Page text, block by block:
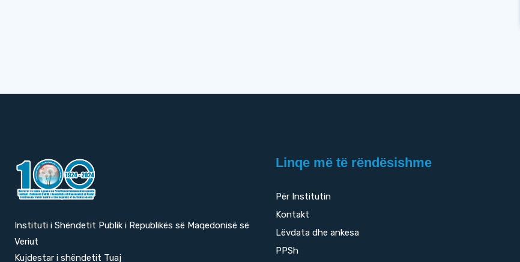
Instituti i Shëndetit Publik i Republikës së Maqedonisë së
Veriut
Kujdestar i shëndetit Tuaj
Linqe më të rëndësishme
Për Institutin
Kontakt
Lëvdata dhe ankesa
PPSh